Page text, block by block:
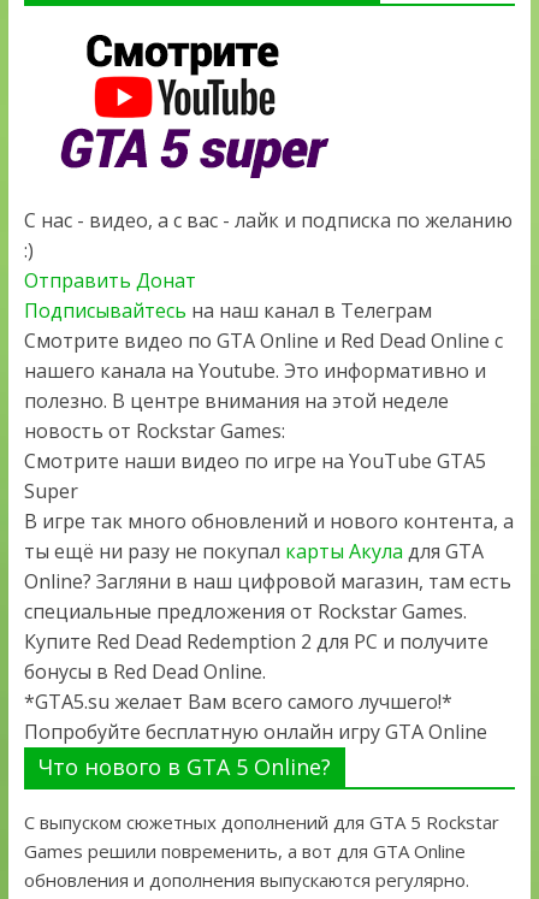
С нас - видео, а с вас - лайк и подписка по желанию
:)
Отправить Донат
Подписывайтесь на наш канал в Телеграм
Смотрите видео по GTA Online и Red Dead Online с
нашего канала на Youtube. Это информативно и
полезно. В центре внимания на этой неделе
новость от Rockstar Games:
Смотрите наши видео по игре на YouTube GTA5
Super
В игре так много обновлений и нового контента, а
ты ещё ни разу не покупал карты Акула для GTA
Online? Загляни в наш цифровой магазин, там есть
специальные предложения от Rockstar Games.
Купите Red Dead Redemption 2 для PC и получите
бонусы в Red Dead Online.
*GTA5.su желает Вам всего самого лучшего!*
Попробуйте бесплатную онлайн игру GTA Online
Что нового в GTA 5 Online?
С выпуском сюжетных дополнений для GTA 5 Rockstar
Games решили повременить, а вот для GTA Online
обновления и дополнения выпускаются регулярно.